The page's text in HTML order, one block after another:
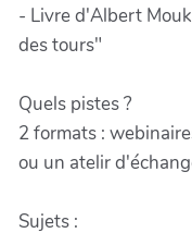
- Livre d'Albert
des tours"
Quels pistes ?
2 formats :
ou un atelir
Sujets :